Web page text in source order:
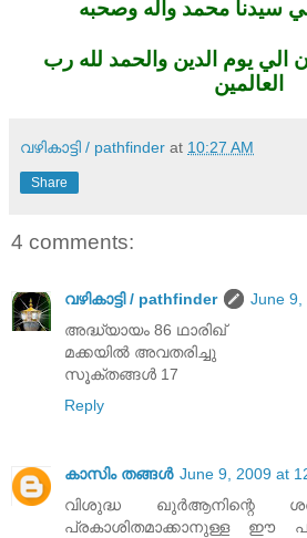
سيدنا محمد واله وصحبه
الي يوم الدين والحمد لله رب
العالمين
വഴികാട്ടി / pathfinder at 10:27 AM
Share
4 comments:
വഴികാട്ടി / pathfinder
June 9,
അദ്ധ്യായം 86 ഥാരിഖ്
മക്കയിൽ അവതരിച്ചു
സൂക്തങ്ങൾ 17
Reply
കാസിം തങ്ങള്‍ June 9, 2009 at
വിശുദ്ധ ഖുര്‍‌ആനിന്റെ
പ്രകാശിതമാക്കാനുള്ള ഈ